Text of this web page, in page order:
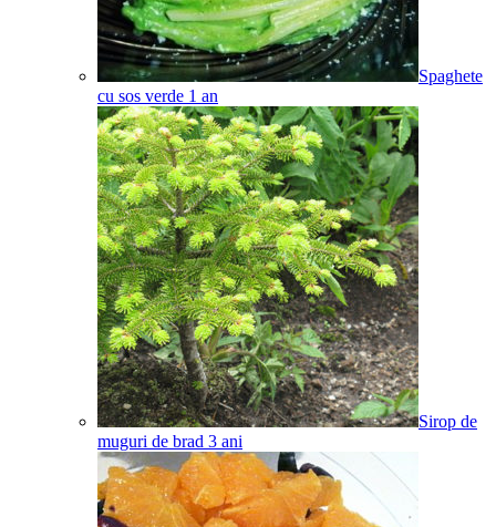
Spaghete
cu sos verde 1 an
Sirop de
muguri de brad 3 ani